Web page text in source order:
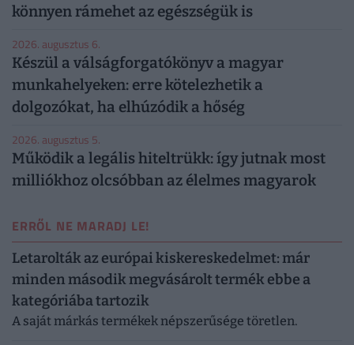
könnyen rámehet az egészségük is
2026. augusztus 6.
Készül a válságforgatókönyv a magyar
munkahelyeken: erre kötelezhetik a
dolgozókat, ha elhúzódik a hőség
2026. augusztus 5.
Működik a legális hiteltrükk: így jutnak most
milliókhoz olcsóbban az élelmes magyarok
ERRŐL NE MARADJ LE!
Letarolták az európai kiskereskedelmet: már
minden második megvásárolt termék ebbe a
kategóriába tartozik
A saját márkás termékek népszerűsége töretlen.